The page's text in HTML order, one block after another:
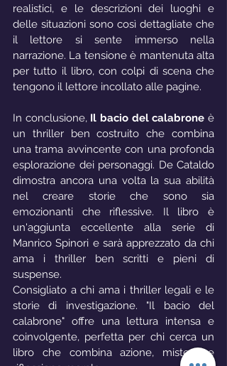
realistici, e le descrizioni dei luoghi e
delle situazioni sono così dettagliate che
il lettore si sente immerso nella
narrazione. La tensione è mantenuta alta
per tutto il libro, con colpi di scena che
tengono il lettore incollato alle pagine.
In conclusione, Il bacio del calabrone è
un thriller ben costruito che combina
una trama avvincente con una profonda
esplorazione dei personaggi. De Cataldo
dimostra ancora una volta la sua abilità
nel creare storie che sono sia
emozionanti che riflessive. Il libro è
un'aggiunta eccellente alla serie di
Manrico Spinori e sarà apprezzato da chi
ama i thriller ben scritti e pieni di
suspense.
Consigliato a chi ama i thriller legali e le
storie di investigazione. "Il bacio del
calabrone" offre una lettura intensa e
coinvolgente, perfetta per chi cerca un
libro che combina azione, mistero e